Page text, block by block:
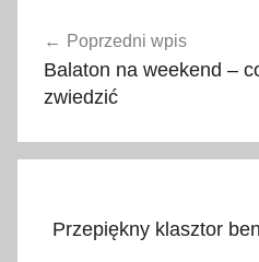
wpisu
Poprzedni wpis
Balaton na weekend –
zwiedzić
Przepiękny klasztor